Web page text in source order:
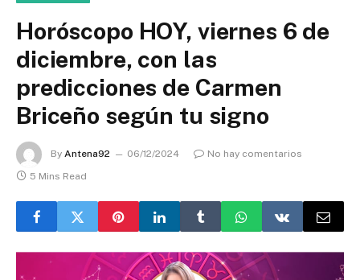
Horóscopo HOY, viernes 6 de
diciembre, con las
predicciones de Carmen
Briceño según tu signo
By Antena92 06/12/2024
No hay comentarios
5 Mins Read